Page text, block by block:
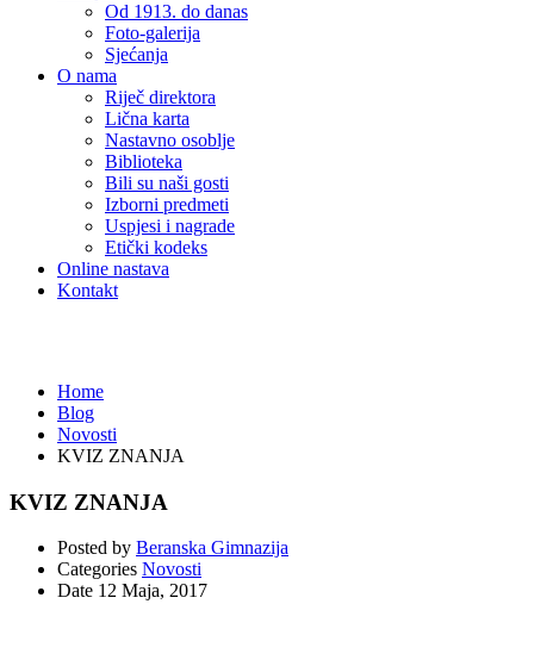
Od 1913. do danas
Foto-galerija
Sjećanja
O nama
Riječ direktora
Lična karta
Nastavno osoblje
Biblioteka
Bili su naši gosti
Izborni predmeti
Uspjesi i nagrade
Etički kodeks
Online nastava
Kontakt
Home
Blog
Novosti
KVIZ ZNANJA
KVIZ ZNANJA
Posted by Beranska Gimnazija
Categories Novosti
Date 12 Maja, 2017